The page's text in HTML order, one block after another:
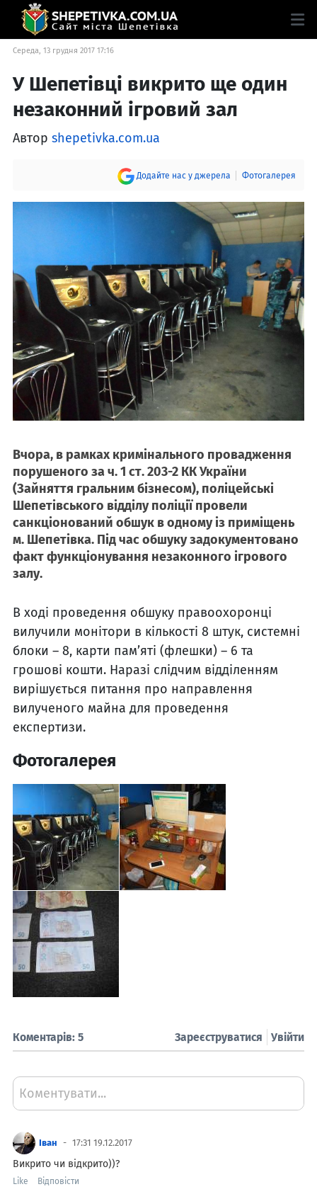
Середа, 13 грудня 2017 17:16
У Шепетівці викрито ще один
незаконний ігровий зал
Автор shepetivka.com.ua
Додайте нас у джерела Фотогалерея
Вчора, в рамках кримінального провадження
порушеного за ч. 1 ст. 203-2 КК України
(Зайняття гральним бізнесом), поліцейські
Шепетівського відділу поліції провели
санкціонований обшук в одному із приміщень
м. Шепетівка. Під час обшуку задокументовано
факт функціонування незаконного ігрового
залу.
В ході проведення обшуку правоохоронці
вилучили монітори в кількості 8 штук, системні
блоки – 8, карти пам’яті (флешки) – 6 та
грошові кошти. Наразі слідчим відділенням
вирішується питання про направлення
вилученого майна для проведення
експертизи.
Фотогалерея
Коментарів: 5 Увійти
Зареєструватися
Коментувати...
Іван 17:31 19.12.2017
Викрито чи відкрито))?
Like Відповісти